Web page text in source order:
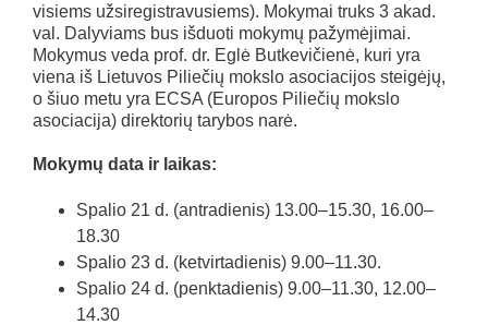
visiems užsiregistravusiems). Mokymai truks 3 akad.
val. Dalyviams bus išduoti mokymų pažymėjimai.
Mokymus veda prof. dr. Eglė Butkevičienė, kuri yra
viena iš Lietuvos Piliečių mokslo asociacijos steigėjų,
o šiuo metu yra ECSA (Europos Piliečių mokslo
asociacija) direktorių tarybos narė.
Mokymų data ir laikas:
Spalio 21 d. (antradienis) 13.00–15.30, 16.00–
18.30
Spalio 23 d. (ketvirtadienis) 9.00–11.30.
Spalio 24 d. (penktadienis) 9.00–11.30, 12.00–
14.30